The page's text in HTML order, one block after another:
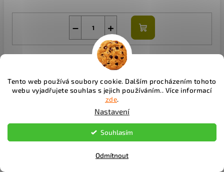
Tento web používá soubory cookie. Dalším procházením tohoto
webu vyjadřujete souhlas s jejich používáním.. Více informací
zde.
Nastavení
Odmítnout
Souhlasím
+
−
Do
košíku
Barva: Beige (1750)
EAN:
4004208470784